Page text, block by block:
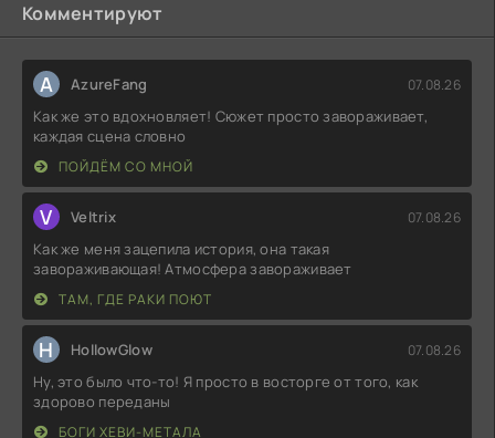
Комментируют
A AzureFang 07.08.26
Как же это вдохновляет! Сюжет просто завораживает,
каждая сцена словно
ПОЙДЁМ СО МНОЙ
V Veltrix 07.08.26
Как же меня зацепила история, она такая
завораживающая! Атмосфера завораживает
ТАМ, ГДЕ РАКИ ПОЮТ
H HollowGlow 07.08.26
Ну, это было что-то! Я просто в восторге от того, как
здорово переданы
БОГИ ХЕВИ-МЕТАЛА